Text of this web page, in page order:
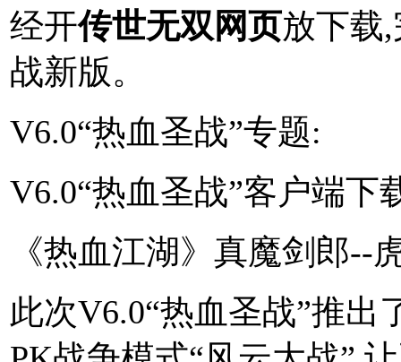
经开传世无双网页放下载
战新版。
V6.0“热血圣战”专题:
V6.0“热血圣战”客户端下
《热血江湖》真魔剑郎--
此次V6.0“热血圣战”推